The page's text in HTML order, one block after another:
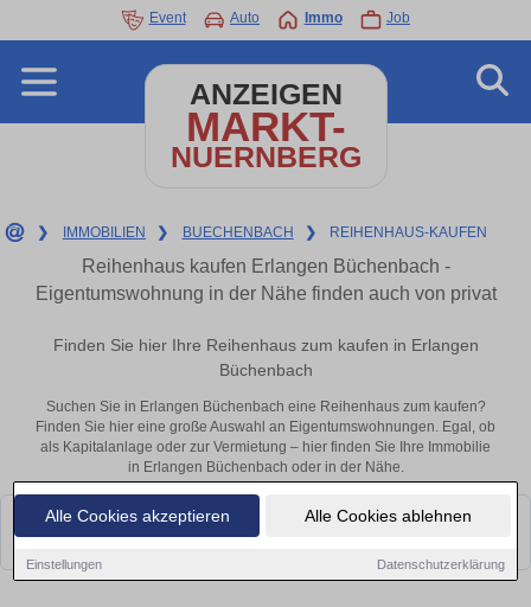
Alle Cookies akzeptieren Alle Cookies ablehnen
Einstellungen Datenschutzerklärung
Event Auto Immo Job
ANZEIGEN
MARKT-
NUERNBERG
❯ IMMOBILIEN ❯ BUECHENBACH ❯ REIHENHAUS-KAUFEN
Reihenhaus kaufen Erlangen Büchenbach -
Eigentumswohnung in der Nähe finden auch von privat
Finden Sie hier Ihre Reihenhaus zum kaufen in Erlangen
Büchenbach
Suchen Sie in Erlangen Büchenbach eine Reihenhaus zum kaufen?
Finden Sie hier eine große Auswahl an Eigentumswohnungen. Egal, ob
als Kapitalanlage oder zur Vermietung – hier finden Sie Ihre Immobilie
in Erlangen Büchenbach oder in der Nähe.
Leider konnten wir derzeit keine passenden Objekte finden. Schauen Sie
bald wieder vorbei!